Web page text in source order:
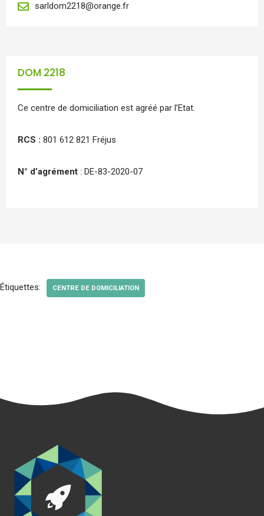
sarldom2218@orange.fr
DOM 2218
Ce centre de domiciliation est agréé par l’Etat.
RCS : 801 612 821 Fréjus
N° d’agrément : DE-83-2020-07
Étiquettes: CENTRE DE DOMICILIATION